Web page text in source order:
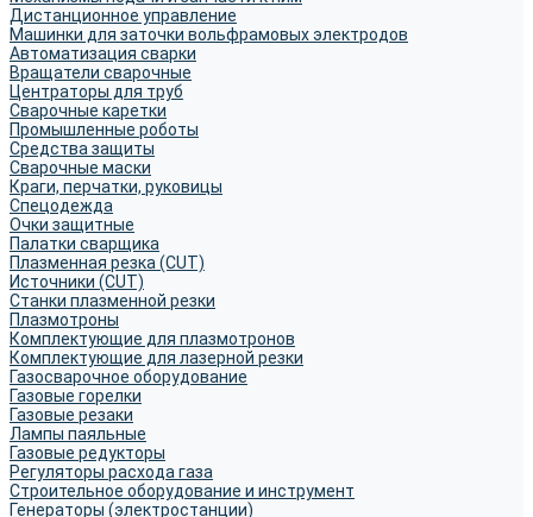
Дистанционное управление
Машинки для заточки вольфрамовых электродов
Автоматизация сварки
Вращатели сварочные
Центраторы для труб
Сварочные каретки
Промышленные роботы
Средства защиты
Сварочные маски
Краги, перчатки, руковицы
Спецодежда
Очки защитные
Палатки сварщика
Плазменная резка (CUT)
Источники (CUT)
Станки плазменной резки
Плазмотроны
Комплектующие для плазмотронов
Комплектующие для лазерной резки
Газосварочное оборудование
Газовые горелки
Газовые резаки
Лампы паяльные
Газовые редукторы
Регуляторы расхода газа
Строительное оборудование и инструмент
Генераторы (электростанции)